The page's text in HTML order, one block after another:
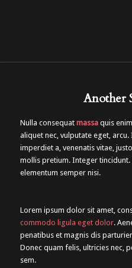
Another
Nulla consequat massaquis
aliquet nec, vulputate eget, arcu.
imperdiet a, venenatis vitae,
mollis pretium. Integer tincidunt.
elementum semper nisi.
Lorem ipsum dolor sit amet,
commodo ligula eget dolor.
penatibus et magnis dis
Donec quam felis, ultricies nec,
sem.